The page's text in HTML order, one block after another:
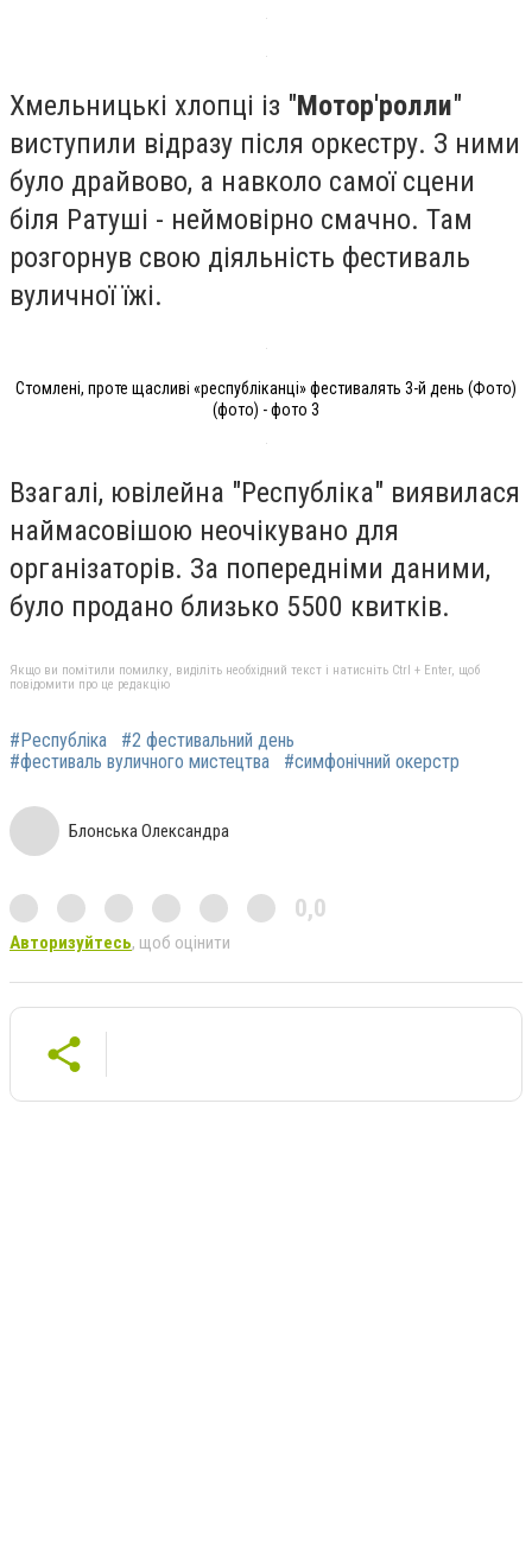
Хмельницькі хлопці із "Мотор'ролли"
виступили відразу після оркестру. З ними
було драйвово, а навколо самої сцени
біля Ратуші - неймовірно смачно. Там
розгорнув свою діяльність фестиваль
вуличної їжі.
Стомлені, проте щасливі «республіканці» фестивалять 3-й день (Фото)
(фото) - фото 3
Взагалі, ювілейна "Республіка" виявилася
наймасовішою неочікувано для
організаторів. За попередніми даними,
було продано близько 5500 квитків.
Якщо ви помітили помилку, виділіть необхідний текст і натисніть Ctrl + Enter, щоб
повідомити про це редакцію
#Республіка
#2 фестивальний день
#фестиваль вуличного мистецтва
#симфонічний окерстр
Блонська Олександра
0,0
Авторизуйтесь, щоб оцінити